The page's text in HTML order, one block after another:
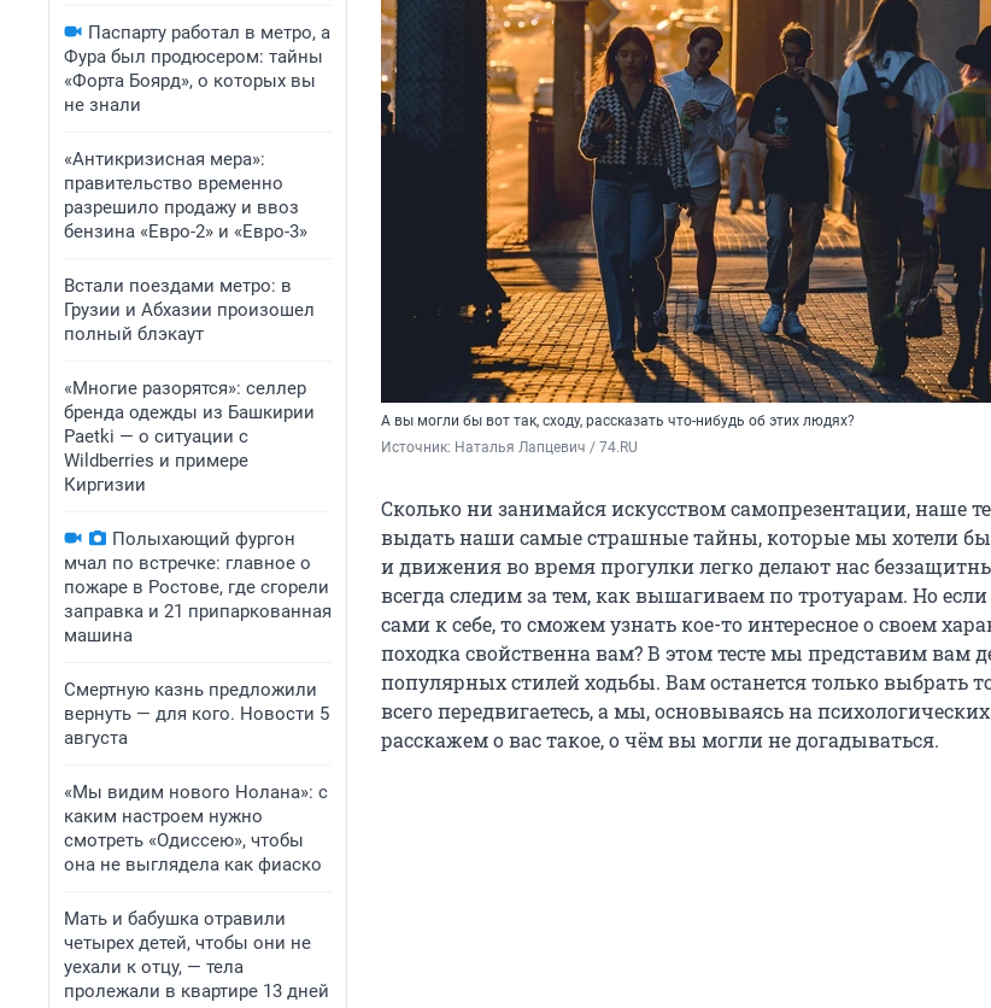
Паспарту работал в метро, а
Фура был продюсером: тайны
«Форта Боярд», о которых вы
не знали
«Антикризисная мера»:
правительство временно
разрешило продажу и ввоз
бензина «Евро-2» и «Евро-3»
Встали поездами метро: в
Грузии и Абхазии произошел
полный блэкаут
«Многие разорятся»: селлер
бренда одежды из Башкирии
Paetki — о ситуации с
Wildberries и примере
Киргизии
Полыхающий фургон
мчал по встречке: главное о
пожаре в Ростове, где сгорели
заправка и 21 припаркованная
машина
Смертную казнь предложили
вернуть — для кого. Новости 5
августа
«Мы видим нового Нолана»: с
каким настроем нужно
смотреть «Одиссею», чтобы
она не выглядела как фиаско
Мать и бабушка отравили
четырех детей, чтобы они не
уехали к отцу, — тела
пролежали в квартире 13 дней
А вы могли бы вот так, сходу, рассказать что-нибудь об этих людях?
Источник: Наталья Лапцевич / 74.RU
Сколько ни занимайся искусством самопрезентации, наше
выдать наши самые страшные тайны, которые мы хотели бы
и движения во время прогулки легко делают нас
всегда следим за тем, как вышагиваем по тротуарам. Но
сами к себе, то сможем узнать кое-то интересное о своем
походка свойственна вам? В этом тесте мы представим вам
популярных стилей ходьбы. Вам останется только выбрать
всего передвигаетесь, а мы, основываясь на
расскажем о вас такое, о чём вы могли не догадываться.